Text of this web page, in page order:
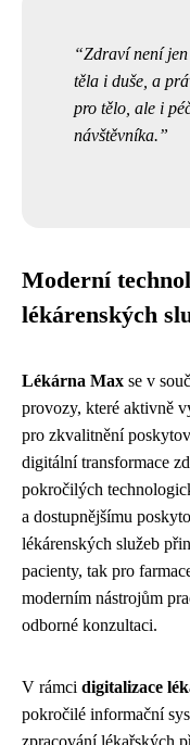
Zdraví není
těla i duše, a
pro tělo, ale i
návštěvníka.
Moderní
lékárenských
Lékárna Max se v
provozy, které aktivně
pro zkvalitnění
digitální transformace
pokročilých
a dostupnějšímu
lékárenských služeb
pacienty, tak pro
moderním nástrojům
odborné konzultaci.
V rámci digitalizace
pokročilé informační
zpracování lékařských